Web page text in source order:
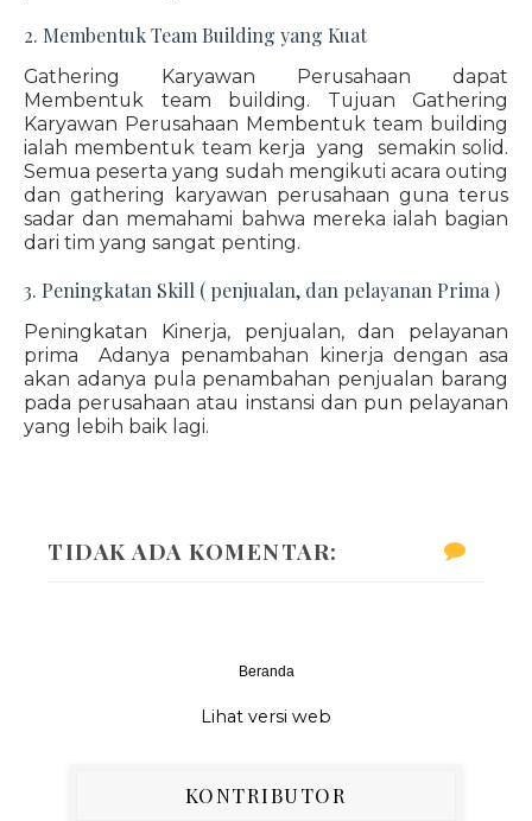
2. Membentuk Team Building yang Kuat
Gathering Karyawan Perusahaan dapat
Membentuk team building. Tujuan Gathering
Karyawan Perusahaan Membentuk team building
ialah membentuk team kerja yang semakin solid.
Semua peserta yang sudah mengikuti acara outing
dan gathering karyawan perusahaan guna terus
sadar dan memahami bahwa mereka ialah bagian
dari tim yang sangat penting.
3. Peningkatan Skill ( penjualan, dan pelayanan Prima )
Peningkatan Kinerja, penjualan, dan pelayanan
prima Adanya penambahan kinerja dengan asa
akan adanya pula penambahan penjualan barang
pada perusahaan atau instansi dan pun pelayanan
yang lebih baik lagi.
TIDAK ADA KOMENTAR:
Beranda
Lihat versi web
KONTRIBUTOR